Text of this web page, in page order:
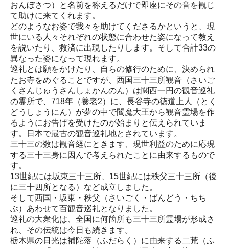
おんぼさつ）と名前を称えるだけで即座にその音を観じ
て助けに来てくれます。
どのようなお姿で我々を助けてくださるかというと、現
世にいる人々それぞれの状態に合わせた姿になって教え
を説いたり、救済に出現したりします。そして合計33の
異なった姿になって現れます。
巡礼とは願をかけたり、自らの修行のために、決められ
たお寺をめぐることですが、西国三十三所観音（さいご
くさんじゅうさんしょかんのん）は関西一円の観音巡礼
の霊所で、718年（養老2）に、長谷寺の徳道上人（とく
どうしょうにん）が夢の中で閻魔大王から観音霊場を作
るようにお告げを受けたのが始まりと伝えられていま
す。日本で最古の観音巡礼地とされています。
三十三の数は観音経にときます、現世利益のために応現
する三十三身に因んで考えられたことに由来するもので
す。
13世紀には坂東三十三所、15世紀には秩父三十三所（後
に三十四所となる）など成立しました。
そして西国・坂東・秩父（さいごく・ばんどう・ちち
ぶ）あわせて百観音巡礼となりました。
巡礼の大衆化は、全国に何箇所も三十三所霊場が形成さ
れ、その伝統は今日も続きます。
栃木県の日光は補陀落（ふだらく）に由来する二荒（ふ